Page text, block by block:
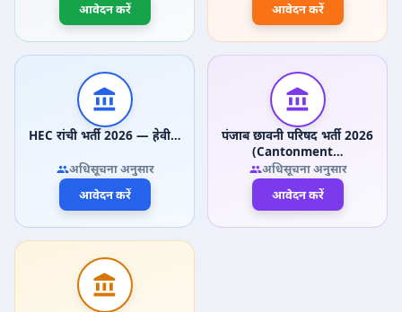
आवेदन करें आवेदन करें
HEC रांची भर्ती 2026 — हेवी…
अधिसूचना अनुसार
आवेदन करें
पंजाब छावनी परिषद भर्ती 2026
(Cantonment…
अधिसूचना अनुसार
आवेदन करें